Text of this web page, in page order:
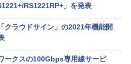
RS1221RP+」を発表
クラウドサイン」の2021年機能開
ークスの100Gbps専用線サービ